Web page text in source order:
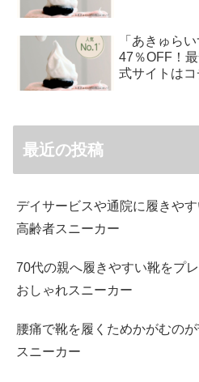
「あきゅら
47％OFF！
式サイトはコ
最近の投稿
デイサービスや通院に履きや
高齢者スニーカー
70代の親へ履きやすい靴をプ
おしゃれスニーカー
腰痛で靴を履くためかがむの
スニーカー